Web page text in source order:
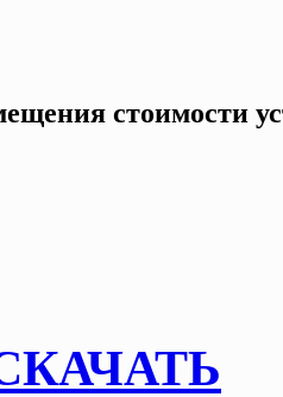
стоимости